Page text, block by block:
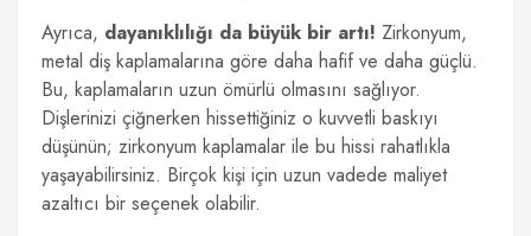
Ayrıca, dayanıklılığı da büyük bir artı! Zirkonyum,
metal diş kaplamalarına göre daha hafif ve daha güçlü.
Bu, kaplamaların uzun ömürlü olmasını sağlıyor.
Dişlerinizi çiğnerken hissettiğiniz o kuvvetli baskıyı
düşünün; zirkonyum kaplamalar ile bu hissi rahatlıkla
yaşayabilirsiniz. Birçok kişi için uzun vadede maliyet
azaltıcı bir seçenek olabilir.